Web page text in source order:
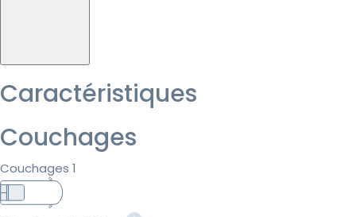
Caractéristiques
Couchages
Couchages 1